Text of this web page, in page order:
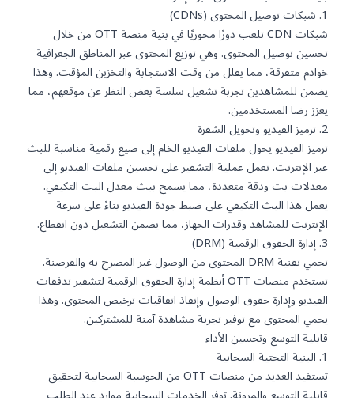
1. شبكات توصيل المحتوى (CDNs)
شبكات CDN
تلعب دورًا محوريًا في بنية منصة OTT من خلال
تحسين توصيل المحتوى. وهيتوزيع المحتوى عبر المناطق الجغرافية
خوادم متفرقة، مما يقلل من وقت الاستجابة والتخزين المؤقت. وهذا
يضمن للمشاهدين تجربة تشغيل سلسة بغض النظر عن موقعهم، مما
يعزز رضا المستخدمين.
2. ترميز الفيديو وتحويل الشفرة
ترميز الفيديو يحول ملفات الفيديو الخام إلى صيغ رقمية مناسبة للبث
عبر الإنترنت. تعمل عملية التشفير على تحسين ملفات الفيديو إلى
معدلات بت ودقة متعددة، مما يسمح ببث معدل البت التكيفي.
يعمل هذا البث التكيفي على ضبط جودة الفيديو بناءً على سرعة
الإنترنت للمشاهد وقدرات الجهاز، مما يضمن التشغيل دون انقطاع.
3. إدارة الحقوق الرقمية (DRM)
تحمي تقنية DRM المحتوى من الوصول غير المصرح به والقرصنة.
تستخدم منصات OTT
أنظمة إدارة الحقوق الرقمية لتشفير تدفقات
الفيديو وإدارة حقوق الوصول وإنفاذ اتفاقيات ترخيص المحتوى. وهذا
يحمي المحتوى مع توفير تجربة مشاهدة آمنة للمشتركين.
قابلية التوسع وتحسين الأداء
1. البنية التحتية السحابية
تستفيد العديد من منصات OTT من الحوسبة السحابية لتحقيق